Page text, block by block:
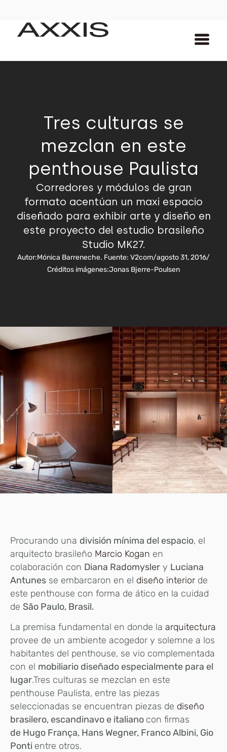
Tres culturas se
mezclan en este
penthouse Paulista
Corredores y módulos de gran
formato acentúan un maxi espacio
diseñado para exhibir arte y diseño en
este proyecto del estudio brasileño
Studio MK27.
Autor:Mónica Barreneche. Fuente: V2com/agosto 31, 2016/
Créditos imágenes:Jonas Bjerre-Poulsen
Procurando una división mínima del espacio, el
arquitecto brasileño Marcio Kogan en
colaboración con Diana Radomysler y Luciana
Antunes se embarcaron en el diseño interior de
este penthouse con forma de ático en la cuidad
de São Paulo, Brasil.
La premisa fundamental en donde la arquitectura
provee de un ambiente acogedor y solemne a los
habitantes del penthouse, se vio complementada
con el mobiliario diseñado especialmente para el
lugar.Tres culturas se mezclan en este
penthouse Paulista, entre las piezas
seleccionadas se encuentran piezas de diseño
brasilero, escandinavo e italiano con firmas
de Hugo França, Hans Wegner, Franco Albini, Gio
Ponti entre otros.